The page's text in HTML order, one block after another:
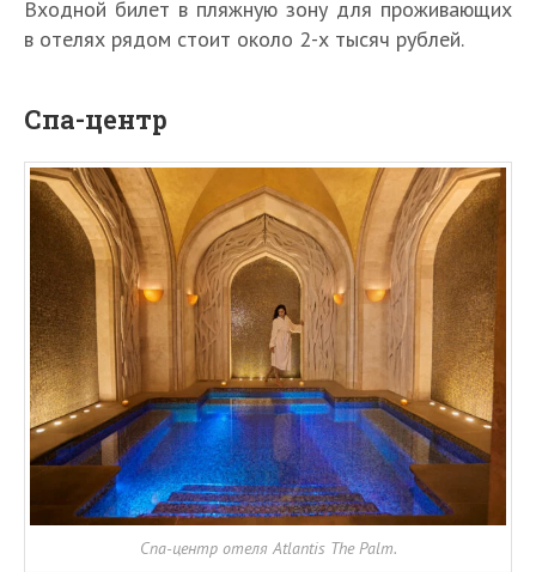
Входной билет в пляжную зону для проживающих
в отелях рядом стоит около 2-х тысяч рублей.
Спа-центр
Спа-центр отеля Atlantis The Palm.